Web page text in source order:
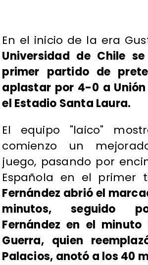
​En el inicio de la era
Universidad de Chile
primer partido de
aplastar por 4-0 a Unión
el Estadio Santa Laura.
El equipo "laico"
comienzo un
juego, pasando por
Española en el primer
Fernández abrió el
minutos, seguido
Fernández en el minuto
Guerra, quien
Palacios, anotó a los 40